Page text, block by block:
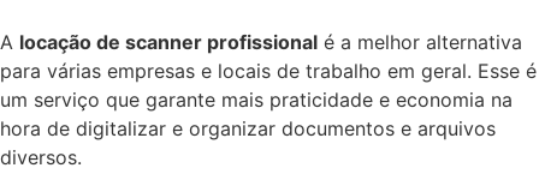
A locação de scanner profissional é a melhor alternativa
para várias empresas e locais de trabalho em geral. Esse é
um serviço que garante mais praticidade e economia na
hora de digitalizar e organizar documentos e arquivos
diversos.